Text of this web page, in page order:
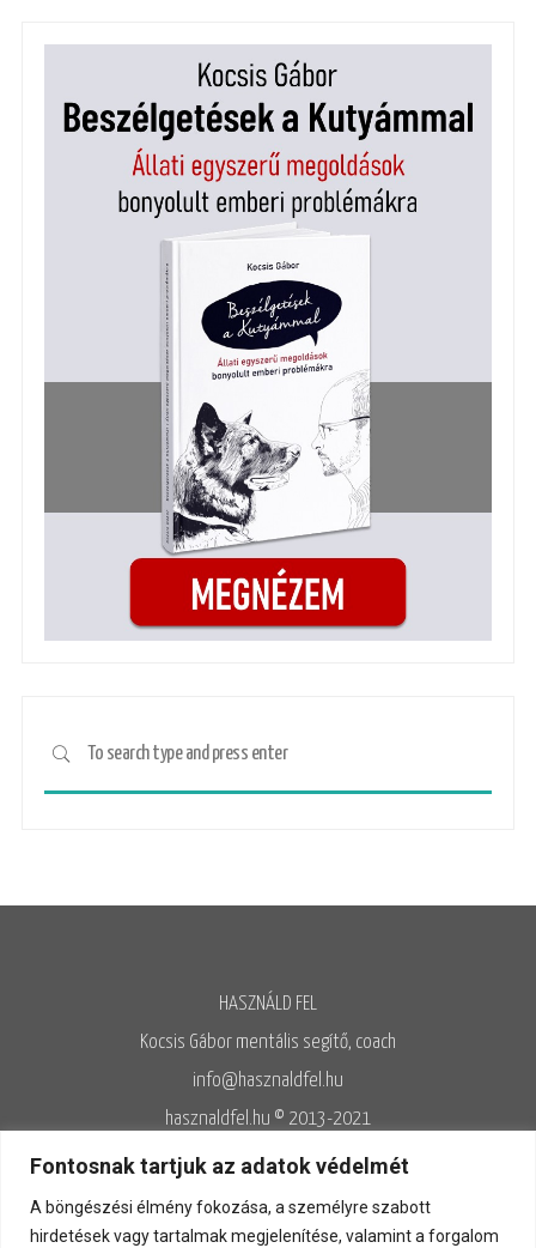
Fontosnak tartjuk az adatok védelmét
A böngészési élmény fokozása, a személyre szabott
hirdetések vagy tartalmak megjelenítése, valamint a forgalom
HASZNÁLD FEL
Kocsis Gábor mentális segítő, coach
info@hasznaldfel.hu
hasznaldfel.hu © 2013-2021
Írásaim szerzői jogi védelem alatt állnak, felhasználásuk kizárólag az
Adatvédelmi szabályzatnak megfelelően engedélyezett.
Adatvédelem◊Adatkezelés◊Általános szerződési feltételek◊